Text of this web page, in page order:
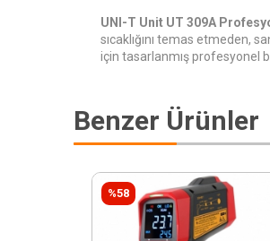
UNI-T Unit UT 309A
sıcaklığını temas etmeden,
için tasarlanmış profesyonel
Benzer Ürünler
%58